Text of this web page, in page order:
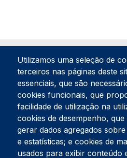
Tel:234 390 100 Fax:234 390 100
Endereço Postal
Apartado 42
Rua Gil Eanes 31
Utilizamos uma seleção de
terceiros nas páginas deste
essenciais, que são
cookies funcionais, que
facilidade de utilização na
cookies de desempenho,
gerar dados agregados
e estatísticas; e cookies de
usados para exibir conteúdo